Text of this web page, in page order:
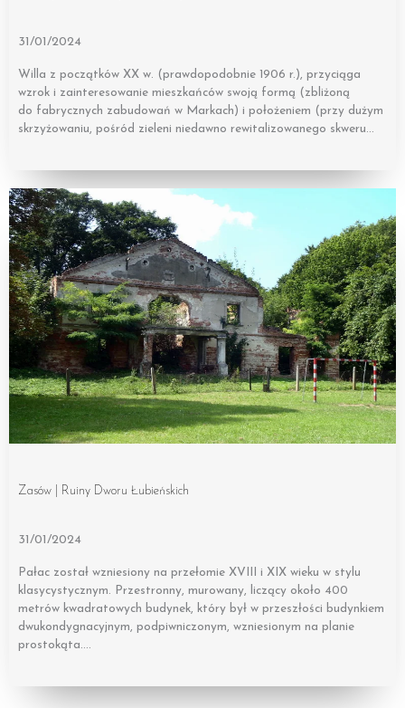
31/01/2024
Willa z początków XX w. (prawdopodobnie 1906 r.), przyciąga
wzrok i zainteresowanie mieszkańców swoją formą (zbliżoną
do fabrycznych zabudowań w Markach) i położeniem (przy dużym
skrzyżowaniu, pośród zieleni niedawno rewitalizowanego skweru…
Zasów | Ruiny Dworu Łubieńskich
31/01/2024
Pałac został wzniesiony na przełomie XVIII i XIX wieku w stylu
klasycystycznym. Przestronny, murowany, liczący około 400
metrów kwadratowych budynek, który był w przeszłości budynkiem
dwukondygnacyjnym, podpiwniczonym, wzniesionym na planie
prostokąta….